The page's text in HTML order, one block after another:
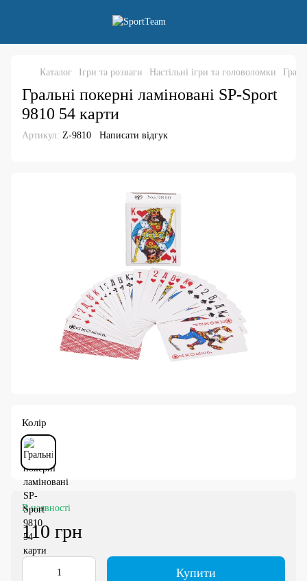
Каталог Ігри та розваги Настільні ігри та головоломки
Гральні покерні ламіновані SP-Sport
9810 54 карти
Артикул: Z-9810 Написати відгук
Колір
В наявності
110 грн
Купити